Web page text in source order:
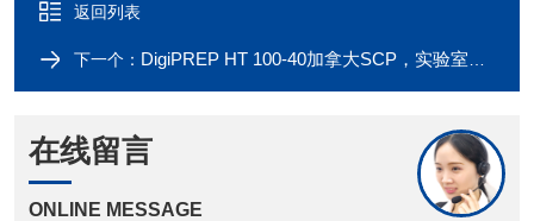
返回列表
下一个： DigiPREP HT 100-40加拿大SCP，实验室高温石墨消解仪
在线留言
ONLINE MESSAGE